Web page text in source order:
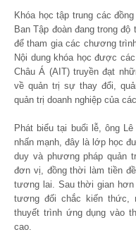
Khóa học tập trung các
Ban Tập đoàn đang trong
để tham gia các chương
Nội dung khóa học được
Châu Á (AIT) truyền đạt
về quản trị sự thay đổi,
quản trị doanh nghiệp của
Phát biểu tại buổi lễ, ông
nhấn mạnh, đây là lớp học
duy và phương pháp quản
đơn vị, đồng thời làm tiền
tương lai. Sau thời gian hơn
tương đối chắc kiến thức,
thuyết trình ứng dụng vào
cao.